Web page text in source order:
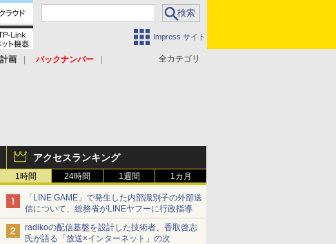
Impress サイト
全カテゴリ
画
バックナンバー
アクセスランキング
1時間 24時間 1週間 1カ月
「LINE GAME」で発生した内部識別子の外部送
信について、総務省がLINEヤフーに行政指導
radikoの配信基盤を設計した技術者、香取啓志
氏が語る「放送×インターネット」の次